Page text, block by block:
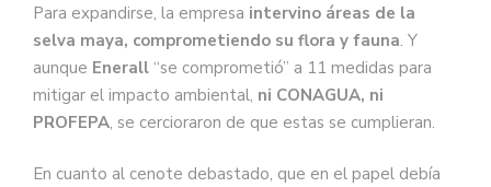
Para expandirse, la empresa intervino áreas de la
selva maya, comprometiendo su flora y fauna. Y
aunque Enerall “se comprometió” a 11 medidas para
mitigar el impacto ambiental, ni CONAGUA, ni
PROFEPA, se cercioraron de que estas se cumplieran.
En cuanto al cenote debastado, que en el papel debía